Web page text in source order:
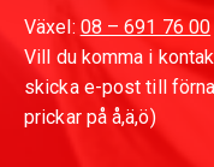
Växel: 08 – 691 76 00
Vill du komma i
skicka e-post till
prickar på å,ä,ö)